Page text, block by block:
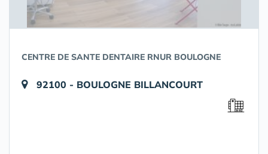
CENTRE DE SANTE DENTAIRE RNUR BOULOGNE
92100 - BOULOGNE BILLANCOURT